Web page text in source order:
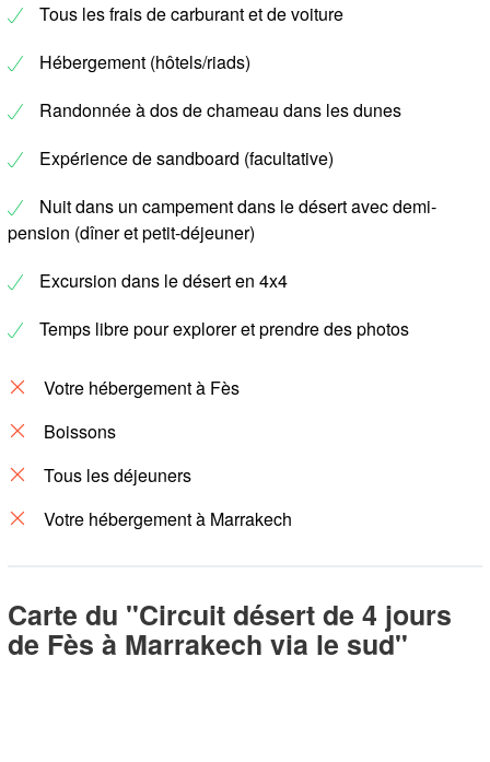
Tous les frais de carburant et de voiture
Hébergement (hôtels/riads)
Randonnée à dos de chameau dans les dunes
Expérience de sandboard (facultative)
Nuit dans un campement dans le désert avec demi-
pension (dîner et petit-déjeuner)
Excursion dans le désert en 4x4
Temps libre pour explorer et prendre des photos
Votre hébergement à Fès
Boissons
Tous les déjeuners
Votre hébergement à Marrakech
Carte du "Circuit désert de 4 jours
de Fès à Marrakech via le sud"